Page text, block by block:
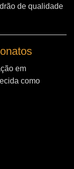
de qualidade
em
como